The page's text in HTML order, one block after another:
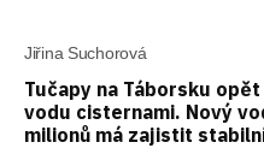
Jiřina Suchorová
Tučapy na Táborsku
vodu cisternami. Nový
milionů má zajistit